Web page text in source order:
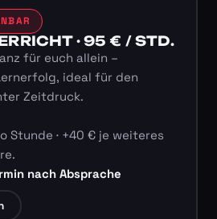
· 95 € / STD.
für euch allein –
ideal für den
Zeitdruck.
Stunde · +40 € je weiteres
nach Absprache